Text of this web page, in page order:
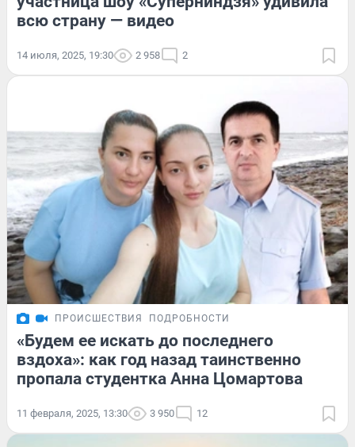
всю страну — видео
14 июля, 2025, 19:30 2 958 2
ПРОИСШЕСТВИЯ ПОДРОБНОСТИ
«Будем ее искать до последнего
вздоха»: как год назад таинственно
пропала студентка Анна Цомартова
11 февраля, 2025, 13:30 3 950 12